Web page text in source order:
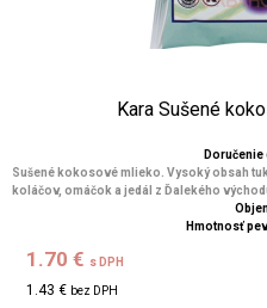
Kara Sušené
Doručenie
Sušené kokosové mlieko. Vysoký obsah
koláčov, omáčok a jedál z Ďalekého
Hmotnosť
1.70 € s DPH
1.43 € bez DPH